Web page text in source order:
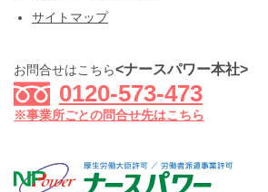
サイトマップ
お問合せはこちら<ナースパワー本社>
0120-573-473
※事業所ごとの問合せ先はこちら